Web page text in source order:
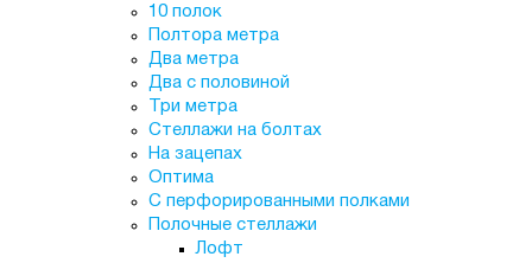
10 полок
Полтора метра
Два метра
Два с половиной
Три метра
Стеллажи на болтах
На зацепах
Оптима
С перфорированными полками
Полочные стеллажи
Лофт